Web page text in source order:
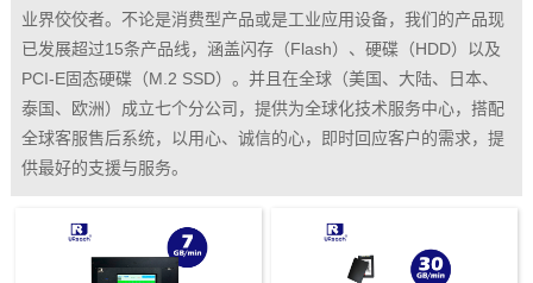
业界佼佼者。不论是消费型产品或是工业应用设备，我们的产品现
已发展超过15条产品线，涵盖闪存（Flash）、硬碟（HDD）以及
PCI-E固态硬碟（M.2 SSD）。并且在全球（美国、大陆、日本、
泰国、欧洲）成立七个分公司，提供为全球化技术服务中心，搭配
全球客服售后系统，以用心、诚信的心，即时回应客户的需求，提
供最好的支援与服务。